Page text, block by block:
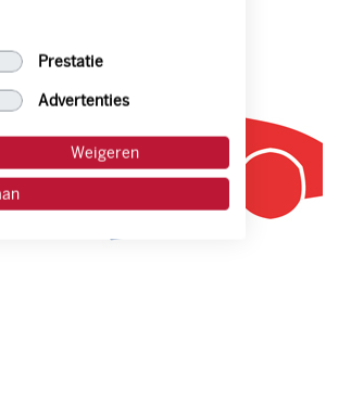
Prestatie
Advertenties
Weigeren